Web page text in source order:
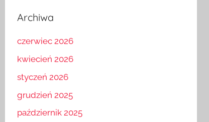
Archiwa
czerwiec 2026
kwiecień 2026
styczeń 2026
grudzień 2025
październik 2025